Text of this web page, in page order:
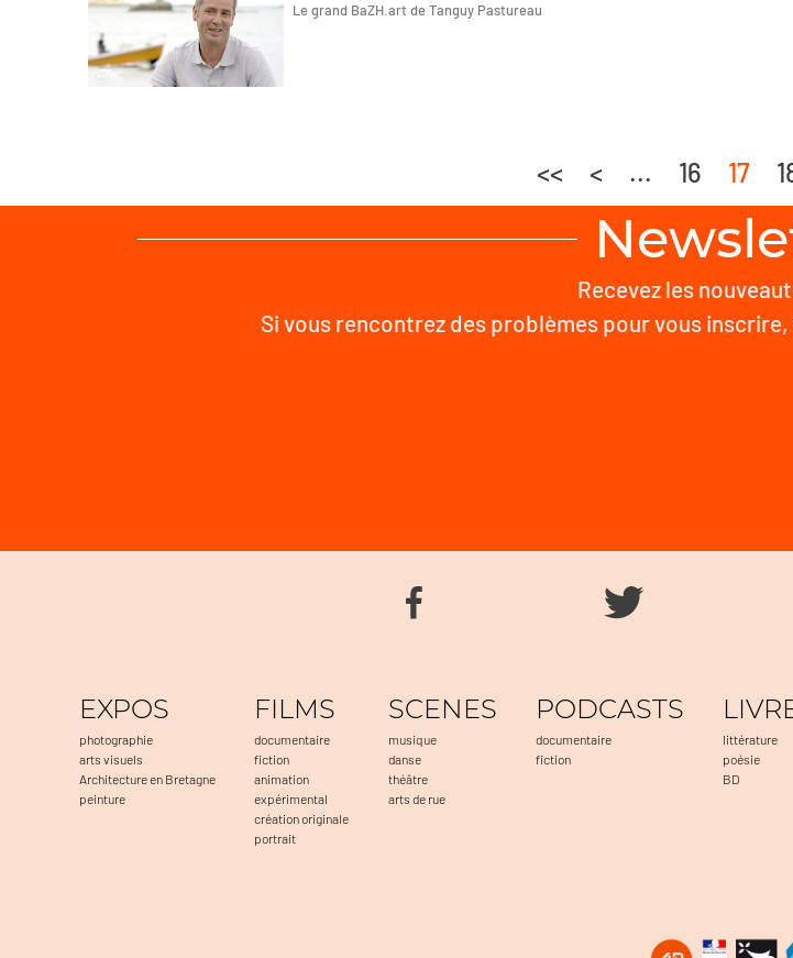
Le grand BaZH.art de Tanguy Pastureau
<< < ... 16 17
Recevez les
Si vous rencontrez des problèmes pour vous
EXPOS
photographie
arts visuels
Architecture en Bretagne
peinture
FILMS
documentaire
fiction
animation
expérimental
création originale
portrait
SCENES
musique
danse
théâtre
arts de rue
PODCASTS
documentaire
fiction
littérature
poésie
BD